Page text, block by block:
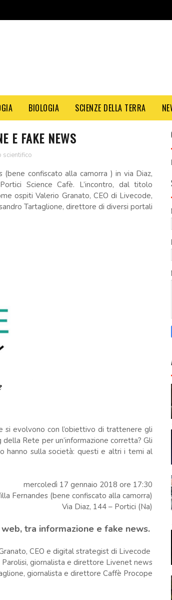
BIOLOGIA SCIENZE DELLA TERRA
E FAKE NEWS
scientifico
confiscato alla camorra ) in via Diaz,
Science Cafè. L’incontro, dal titolo
ospiti Valerio Granato, CEO di Livecode,
Tartaglione, direttore di diversi portali
evolvono con l’obiettivo di trattenere gli
Rete per un’informazione corretta? Gli
hanno sulla società: questi e altri i temi al
mercoledì 17 gennaio 2018 ore 17:30
Fernandes (bene confiscato alla camorra)
Via Diaz, 144 – Portici (Na)
tra informazione e fake news.
CEO e digital strategist di Livecode
Parolisi, giornalista e direttore Livenet news
giornalista e direttore Caffè Procope